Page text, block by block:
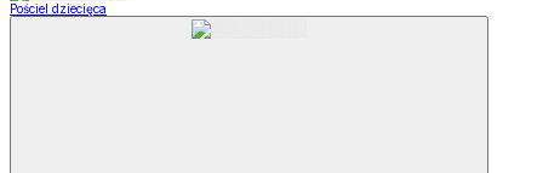
Pościel dziecięca